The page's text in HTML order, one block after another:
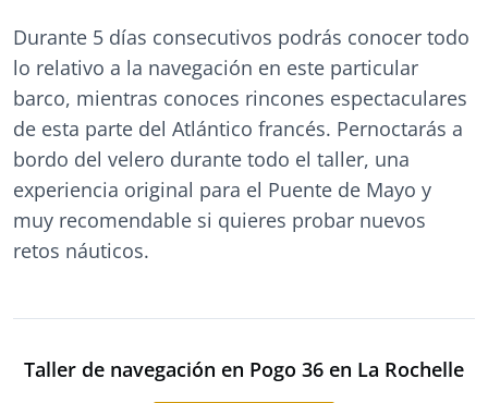
Durante 5 días consecutivos podrás conocer todo
lo relativo a la navegación en este particular
barco, mientras conoces rincones espectaculares
de esta parte del Atlántico francés. Pernoctarás a
bordo del velero durante todo el taller, una
experiencia original para el Puente de Mayo y
muy recomendable si quieres probar nuevos
retos náuticos.
Taller de navegación en Pogo 36 en La Rochelle